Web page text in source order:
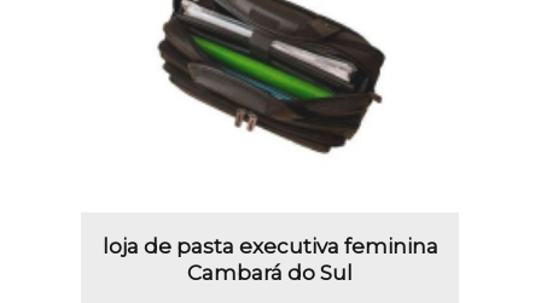
loja de pasta executiva feminina
Cambará do Sul